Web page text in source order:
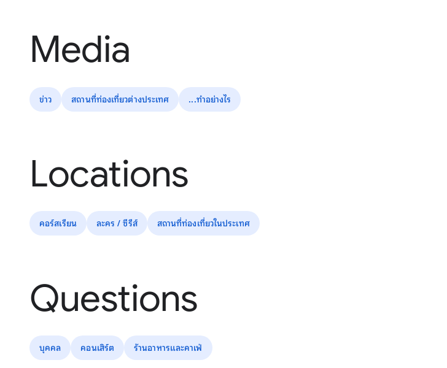
Media
ข่าว สถานที่ท่องเที่ยวต่างประเทศ ...ทำอย่างไร
Locations
คอร์สเรียน ละคร / ซีรีส์ สถานที่ท่องเที่ยวในประเทศ
Questions
บุคคล คอนเสิร์ต ร้านอาหารและคาเฟ่